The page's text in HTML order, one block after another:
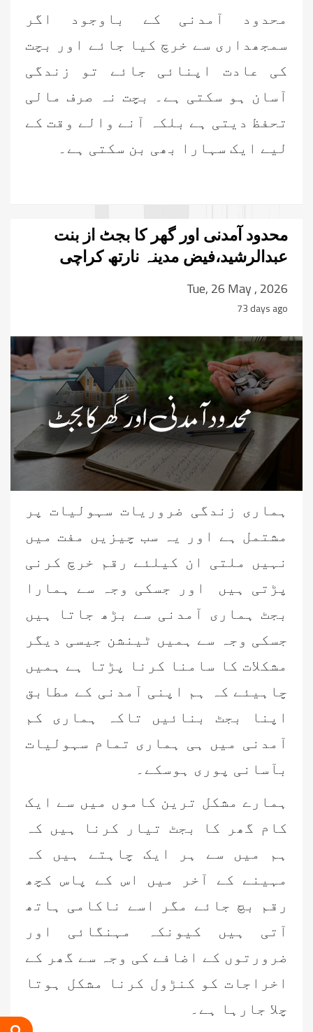
محدود آمدنی کے باوجود اگر
سمجھداری سے خرچ کیا جائے اور بچت
کی عادت اپنائی جائے تو زندگی
آسان ہو سکتی ہے۔ بچت نہ صرف مالی
تحفظ دیتی ہے بلکہ آنے والے وقت کے
لیے ایک سہارا بھی بن سکتی ہے۔
محدود آمدنی اور گھر کا بجٹ از بنت
عبدالرشید،فیض مدینہ نارتھ کراچی
Tue, 26 May , 2026
73 days ago
ہماری زندگی ضروریات سہولیات پر
مشتمل ہے اور یہ سب چیزیں مفت میں
نہیں ملتی ان کیلئے رقم خرچ کرنی
پڑتی ہیں اور جسکی وجہ سے ہمارا
بجٹ ہماری آمدنی سے بڑھ جاتا ہیں
جسکی وجہ سے ہمیں ٹینشن جیسی دیگر
مشکلات کا سامنا کرنا پڑتا ہے ہمیں
چاہیئے کہ ہم اپنی آمدنی کے مطابق
اپنا بجٹ بنائیں تاکہ ہماری کم
آمدنی میں ہی ہماری تمام سہولیات
بآسانی پوری ہوسکے۔
ہمارے مشکل ترین کاموں میں سے ایک
کام گھر کا بجٹ تیار کرنا ہیں کہ
ہم میں سے ہر ایک چاہتے ہیں کہ
مہینے کے آخر میں اس کے پاس کچھ
رقم بچ جائے مگر اسے ناکامی ہاتھ
آتی ہیں کیونکہ مہنگائی اور
ضرورتوں کے اضافے کی وجہ سے گھر کے
اخراجات کو کنڑول کرنا مشکل ہوتا
چلا جارہا ہے۔